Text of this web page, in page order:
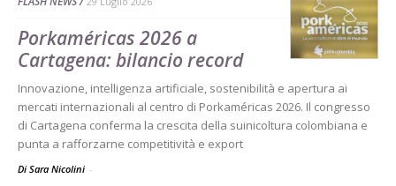
Porkaméricas 2026 a
Cartagena: bilancio record
Innovazione, intelligenza artificiale, sostenibilità e apertura ai
mercati internazionali al centro di Porkaméricas 2026. Il congresso
di Cartagena conferma la crescita della suinicoltura colombiana e
punta a rafforzarne competitività e export
Di Sara Nicolini -